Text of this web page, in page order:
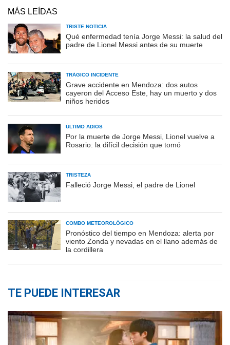
MÁS LEÍDAS
TRISTE NOTICIA
Qué enfermedad tenía Jorge Messi: la salud del
padre de Lionel Messi antes de su muerte
TRÁGICO INCIDENTE
Grave accidente en Mendoza: dos autos
cayeron del Acceso Este, hay un muerto y dos
niños heridos
ÚLTIMO ADIÓS
Por la muerte de Jorge Messi, Lionel vuelve a
Rosario: la difícil decisión que tomó
TRISTEZA
Falleció Jorge Messi, el padre de Lionel
COMBO METEOROLÓGICO
Pronóstico del tiempo en Mendoza: alerta por
viento Zonda y nevadas en el llano además de
la cordillera
TE PUEDE INTERESAR